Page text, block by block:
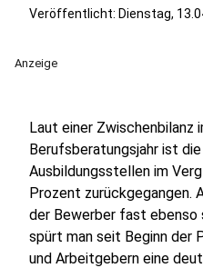
Veröffentlicht: Dienstag,
Anzeige
Laut einer Zwischenbilanz
Berufsberatungsjahr ist
Ausbildungsstellen im
Prozent zurückgegangen.
der Bewerber fast
spürt man seit Beginn der
und Arbeitgebern eine